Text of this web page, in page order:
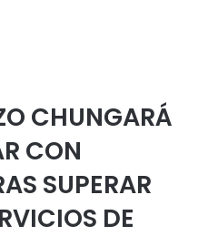
CHUNGARÁ
CON
SUPERAR
DE